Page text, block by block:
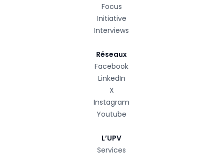
Focus
Initiative
Interviews
Réseaux
Facebook
LinkedIn
X
Instagram
Youtube
L’UPV
Services